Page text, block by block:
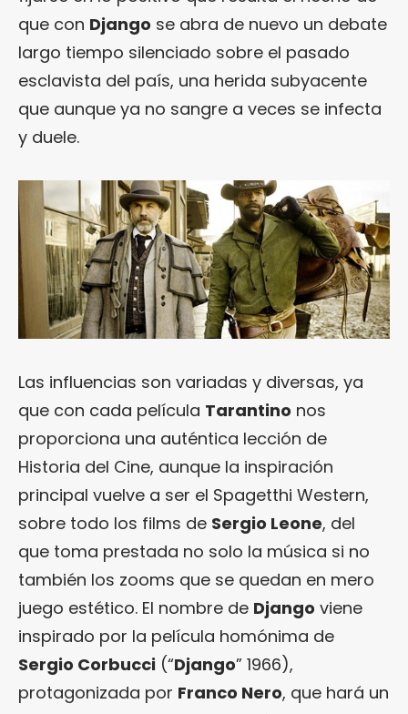
que con Django se abra de nuevo un debate
largo tiempo silenciado sobre el pasado
esclavista del país, una herida subyacente
que aunque ya no sangre a veces se infecta
y duele.
Las influencias son variadas y diversas, ya
que con cada película Tarantino nos
proporciona una auténtica lección de
Historia del Cine, aunque la inspiración
principal vuelve a ser el Spagetthi Western,
sobre todo los films de Sergio Leone, del
que toma prestada no solo la música si no
también los zooms que se quedan en mero
juego estético. El nombre de Django viene
inspirado por la película homónima de
Sergio Corbucci (“Django” 1966),
protagonizada por Franco Nero, que hará un